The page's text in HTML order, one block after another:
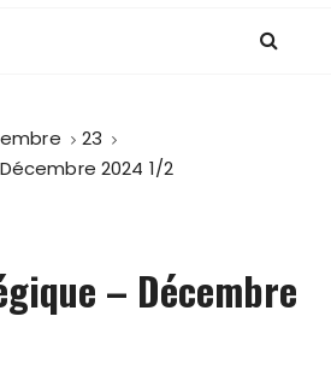
23
2024 1/2
– Décembre